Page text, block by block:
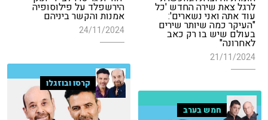
הירשפלד על פילוסופיה
אמנות והקשר ביניהם
24/11/2024
לרגל צאת שירה החדש 'כל
עוד אתה ואני נשארים':
"העיקר כמה שיותר שירים
בעולם שיש בו רק כאב
לאחרונה"
21/11/2024
קרסו ובוזגלו
חמש בערב